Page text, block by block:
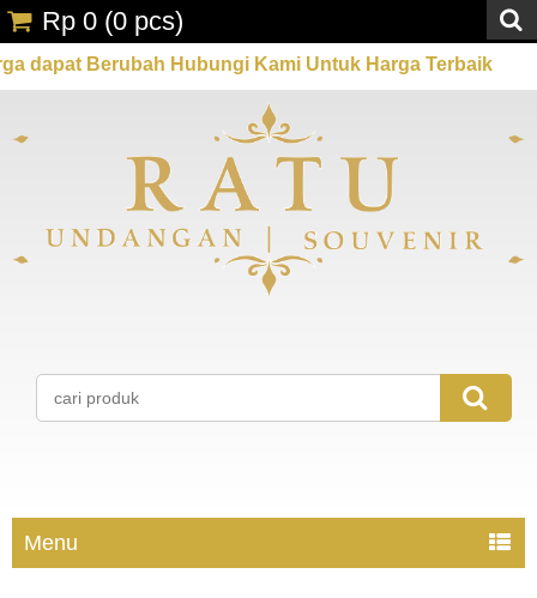
Hubungi Kami Untuk Harga Terbaik Promo
Rp 0 (0 pcs)
Menu